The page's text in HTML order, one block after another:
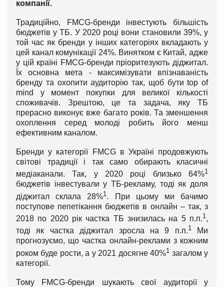
компанії.
Традиційно, FMCG-бренди інвестують більшість
бюджетів у ТБ. У 2020 році вони становили 39%, у
той час як бренди у інших категоріях вкладають у
цей канал комунікації 24%. Винятком є Китай, адже
у цій країні FMCG-бренди пріоритезують діджитал.
Їх основна мета - максимізувати впізнаваність
бренду та охопити аудиторію так, щоб бути top of
mind у момент покупки для великої кількості
споживачів. Зрештою, це та задача, яку ТБ
прерасно виконує вже багато років. Та зменшення
охоплення серед молоді робить його менш
ефективним каналом.
Бренди у категорії FMCG в Україні продовжують
світові традиції і так само обирають класичні
медіаканали. Так, у 2020 році близько 64%1
бюджетів інвестували у ТБ-рекламу, тоді як доля
діджитал склала 28%1 . При цьому ми бачимо
поступове пепетікання бюджетів в онлайн – так, з
2018 по 2020 рік частка ТБ знизилась на 5 п.п.1 ,
тоді як частка діджитал зросла на 9 п.п.1Ми
прогнозуємо, що частка онлайн-реклами з кожним
роком буде рости, а у 2021 досягне 40%1 загалом у
категорії.
Тому FMCG-бренди шукають свої аудиторії у